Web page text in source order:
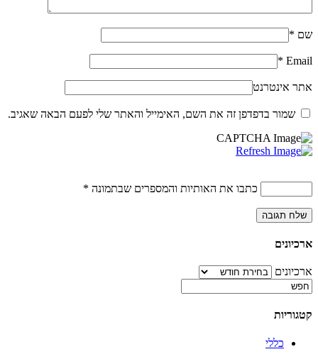
שם *
Email
*
אתר אינטרנט
שמור בדפדפן זה את השם, האימייל והאתר שלי לפעם הבאה שאגיב.
כתבו את האותיות והמספרים שבתמונה *
ארכיונים
ארכיונים
קטגוריות
כללי